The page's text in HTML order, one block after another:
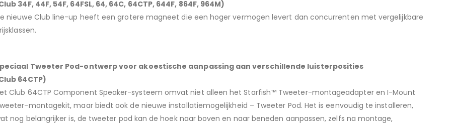
34F, 44F, 54F, 64FSL, 64, 64C, 64CTP, 644F, 864F, 964M)
nieuwe Club line-up heeft een grotere magneet die een hoger vermogen levert dan concurrenten met vergelijkbare
Tweeter Pod-ontwerp voor akoestische aanpassing aan verschillende luisterposities
64CTP)
Club 64CTP Component Speaker-systeem omvat niet alleen het Starfish™ Tweeter-montageadapter en I-Mount
montagekit, maar biedt ook de nieuwe installatiemogelijkheid – Tweeter Pod. Het is eenvoudig te installeren,
nog belangrijker is, de tweeter pod kan de hoek naar boven en naar beneden aanpassen, zelfs na montage,